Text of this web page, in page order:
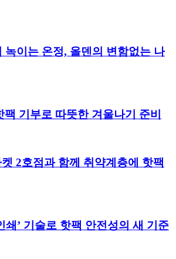
녹이는 온정, 올덴의 변함없는 나
기부로 따뜻한 겨울나기 준비
2호점과 함께 취약계층에 핫팩
쇄’ 기술로 핫팩 안전성의 새 기준